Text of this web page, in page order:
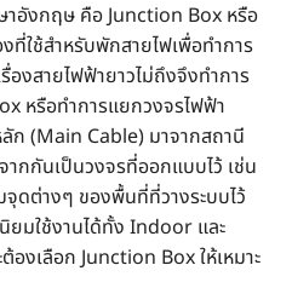
าอังกฤษ คือ Junction Box หรือ
ใช้สำหรับพักสายไฟเพื่อทำการ
งสายไฟฟ้ายาวไม่ถึงจึงทำการ
หรือทำการแยกวงจรไฟฟ้า
ก (Main Cable) มาจากสถานี
กกันเป็นวงจรที่ออกแบบไว้ เช่น
ดต่างๆ ของพื้นที่ที่วางระบบไว้
มใช้งานได้ทั้ง Indoor และ
องเลือก Junction Box ให้เหมาะ